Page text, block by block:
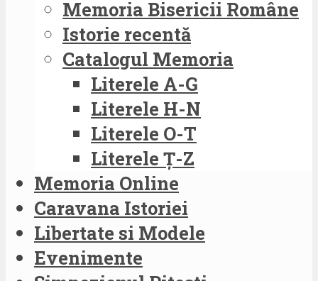
Memoria Bisericii Române
Istorie recentă
Catalogul Memoria
Literele A-G
Literele H-N
Literele O-T
Literele Ț-Z
Memoria Online
Caravana Istoriei
Libertate si Modele
Evenimente